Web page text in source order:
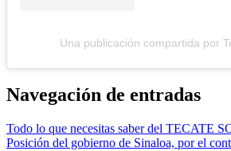
Una publicación compartida por
Navegación de entradas
Todo lo que necesitas saber del TECATE
Posición del gobierno de Sinaloa, por el